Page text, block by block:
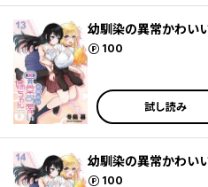
幼馴染の異常かわい
100
ポイント
試し読み
幼馴染の異常かわい
100
ポイント